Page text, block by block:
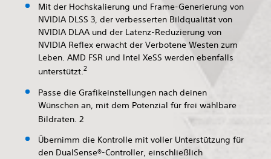
Mit der Hochskalierung und Frame-Generierung von
NVIDIA DLSS 3, der verbesserten Bildqualität von
NVIDIA DLAA und der Latenz-Reduzierung von
NVIDIA Reflex erwacht der Verbotene Westen zum
Leben. AMD FSR und Intel XeSS werden ebenfalls
unterstützt.2
Passe die Grafikeinstellungen nach deinen
Wünschen an, mit dem Potenzial für frei wählbare
Bildraten. 2
Übernimm die Kontrolle mit voller Unterstützung für
den DualSense®-Controller, einschließlich